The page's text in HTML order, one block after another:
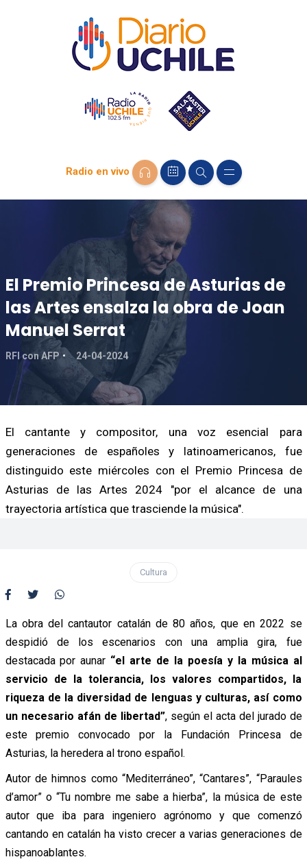
Radio en vivo
El Premio Princesa de Asturias de
las Artes ensalza la obra de Joan
Manuel Serrat
RFI con AFP 24-04-2024
El cantante y compositor, una voz esencial para
generaciones de españoles y latinoamericanos, fue
distinguido este miércoles con el Premio Princesa de
Asturias de las Artes 2024 "por el alcance de una
trayectoria artística que trasciende la música".
Cultura
La obra del cantautor catalán de 80 años, que en 2022 se
despidió de los escenarios con una amplia gira, fue
destacada por aunar “el arte de la poesía y la música al
servicio de la tolerancia, los valores compartidos, la
riqueza de la diversidad de lenguas y culturas, así como
un necesario afán de libertad”, según el acta del jurado de
este premio convocado por la Fundación Princesa de
Asturias, la heredera al trono español.
Autor de himnos como “Mediterráneo”, “Cantares”, “Paraules
d’amor” o “Tu nombre me sabe a hierba”, la música de este
autor que iba para ingeniero agrónomo y que comenzó
cantando en catalán ha visto crecer a varias generaciones de
hispanoablantes.